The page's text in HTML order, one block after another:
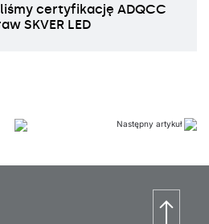
certyfikację ADQCC
SKVER LED
Następny artykuł